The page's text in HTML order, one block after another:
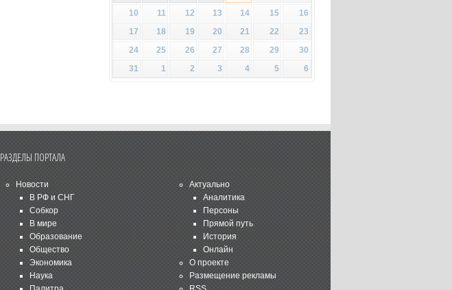
10
11 12 13 14 15
16
17
18 19 20 21 22
23
24
25 26 27 28 29
30
31
1 2 3 4 5 6
РАЗДЕЛЫ ПОРТАЛА
Новости
В РФ и СНГ
Собкор
В мире
Образование
Общество
Экономика
Наука
Актуально
Аналитика
Персоны
Прямой путь
История
Онлайн
О проекте
Размещение рекламы